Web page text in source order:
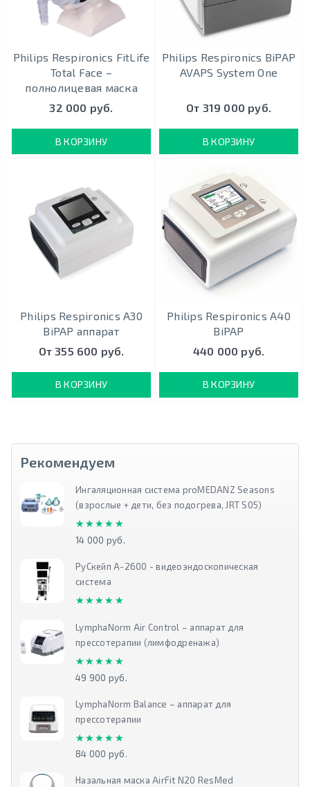
Philips Respironics FitLife
Total Face –
полнолицевая маска
32 000 руб.
В КОРЗИНУ
Philips Respironics BiPAP
AVAPS System One
От 319 000 руб.
В КОРЗИНУ
Philips Respironics A30
BiPAP аппарат
От 355 600 руб.
В КОРЗИНУ
Philips Respironics A40
BiPAP
440 000 руб.
В КОРЗИНУ
Рекомендуем
Ингаляционная система proMEDANZ Seasons
(взрослые + дети, без подогрева, JRT S05)
★★★★★
★★★★★
14 000 руб.
РуСкейп А-2600 - видеоэндоскопическая
система
★★★★★
★★★★★
LymphaNorm Air Control – аппарат для
прессотерапии (лимфодренажа)
★★★★★
★★★★★
49 900 руб.
LymphaNorm Balance – аппарат для
прессотерапии
★★★★★
★★★★★
84 000 руб.
Назальная маска AirFit N20 ResMed